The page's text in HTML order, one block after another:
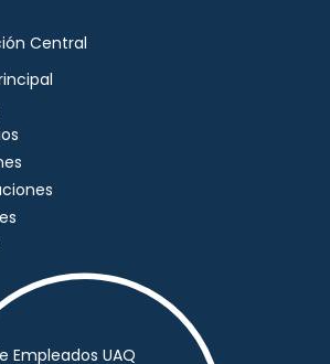
Central
Empleados UAQ